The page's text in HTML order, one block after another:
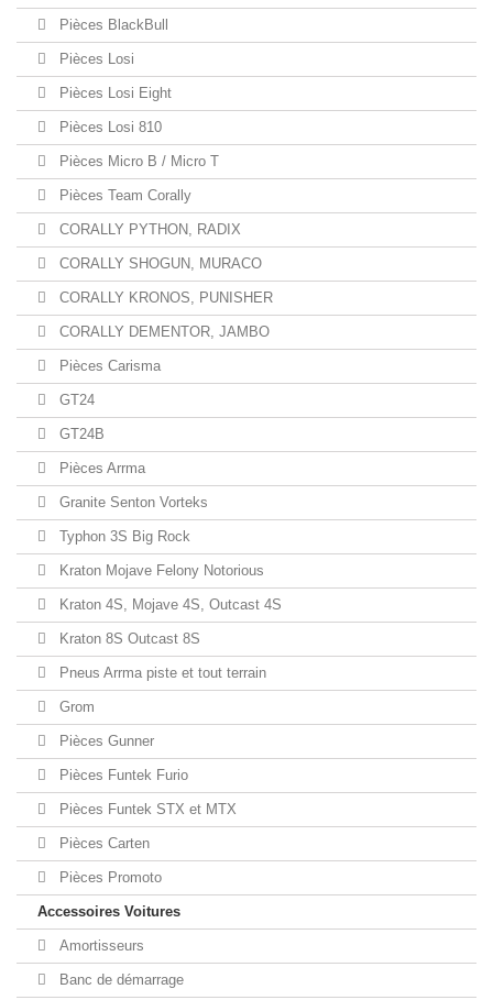
Pièces BlackBull
Pièces Losi
Pièces Losi Eight
Pièces Losi 810
Pièces Micro B / Micro T
Pièces Team Corally
CORALLY PYTHON, RADIX
CORALLY SHOGUN, MURACO
CORALLY KRONOS, PUNISHER
CORALLY DEMENTOR, JAMBO
Pièces Carisma
GT24
GT24B
Pièces Arrma
Granite Senton Vorteks
Typhon 3S Big Rock
Kraton Mojave Felony Notorious
Kraton 4S, Mojave 4S, Outcast 4S
Kraton 8S Outcast 8S
Pneus Arrma piste et tout terrain
Grom
Pièces Gunner
Pièces Funtek Furio
Pièces Funtek STX et MTX
Pièces Carten
Pièces Promoto
Accessoires Voitures
Amortisseurs
Banc de démarrage